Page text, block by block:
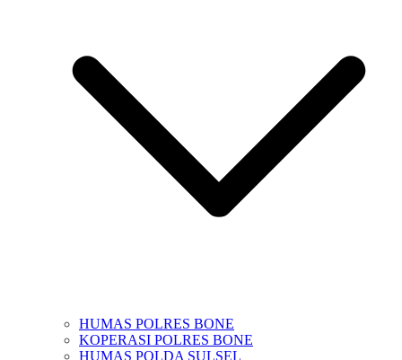
HUMAS POLRES BONE
KOPERASI POLRES BONE
HUMAS POLDA SULSEL